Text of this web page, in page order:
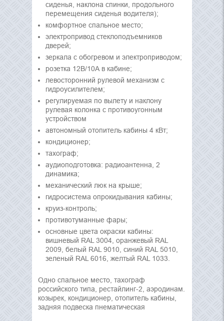
сиденья, наклона спинки, продольного
перемещения сиденья водителя);
комфортное спальное место;
электропривод стеклоподъемников
дверей;
зеркала с обогревом и электроприводом;
розетка 12В/10А в кабине;
левосторонний рулевой механизм с
гидроусилителем;
регулируемая по вылету и наклону
рулевая колонка с противоугонным
устройством
автономный отопитель кабины 4 кВт;
кондиционер;
тахограф;
аудиоподготовка: радиоантенна, 2
динамика;
механический люк на крыше;
гидросистема опрокидывания кабины;
круиз-контроль;
противотуманные фары;
основные цвета окраски кабины:
вишневый RAL 3004, оранжевый RAL
2009, белый RAL 9010, синий RAL 5010,
зеленый RAL 6016, желтый RAL 1033.
Одно спальное место, тахограф
российского типа, рестайлинг-2, аэродинам.
козырек, кондиционер, отопитель кабины,
задняя подвеска пнематическая